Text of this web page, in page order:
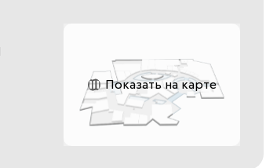
Показать на карте